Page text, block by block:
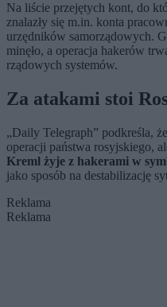
Na liście przejętych kont, do
znalazły się m.in. konta
urzędników samorządowych.
minęło, a operacja hakerów
rządowych systemów.
Za atakami stoi
„Daily Telegraph” podkreśla,
operacji państwa rosyjskiego,
Kreml żyje z hakerami w
jako sposób na destabilizację
Reklama
Reklama